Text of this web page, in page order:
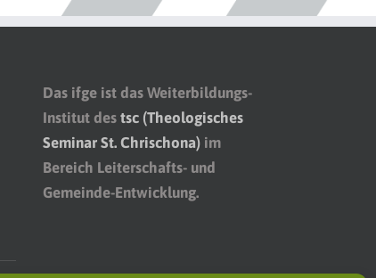
Das ifge ist das Weiterbildungs-
Institut des tsc (Theologisches
Seminar St. Chrischona) im
Bereich Leiterschafts- und
Gemeinde-Entwicklung.